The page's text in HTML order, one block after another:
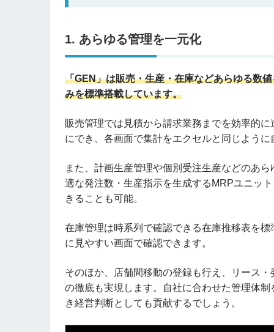
1. あらゆる管理を一元化
「GEN」は販売・生産・在庫などあらゆる数
みを標準搭載しています。
販売管理では見積から請求業務までを効率的
にでき、各画面で集計をエクセルと同じよう
また、計画生産管理や個別受注生産などのあ
適な発注数・生産指示を生成するMRPユニッ
きることも可能。
在庫管理は時系列で確認できる在庫推移表を
に見やすい画面で確認できます。
そのほか、店舗間移動の登録も行え、リース
の徹底も実現します。自社に合わせた管理体
き経営判断としても貢献するでしょう。